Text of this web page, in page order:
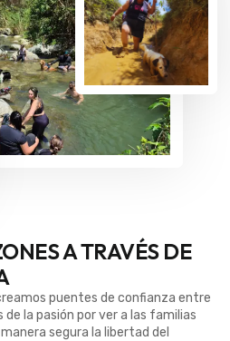
A TRAVÉS DE
puentes de confianza entre
la pasión por ver a las familias
segura la libertad del